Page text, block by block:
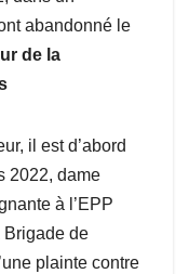
abandonné le
de la
il est d’abord
2022, dame
à l’EPP
Brigade de
plainte contre